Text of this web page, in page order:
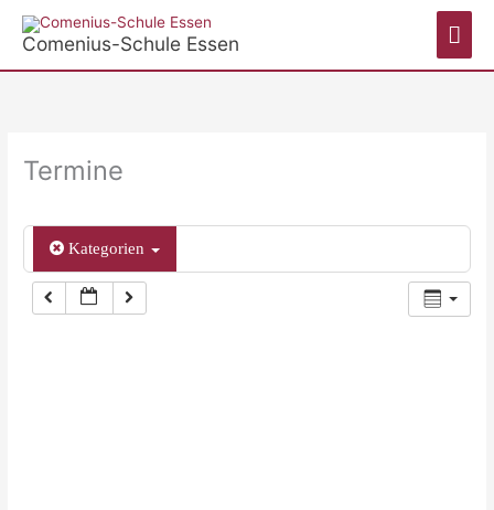
InhaltComenius-Schule Essen
Termine
Kategorien